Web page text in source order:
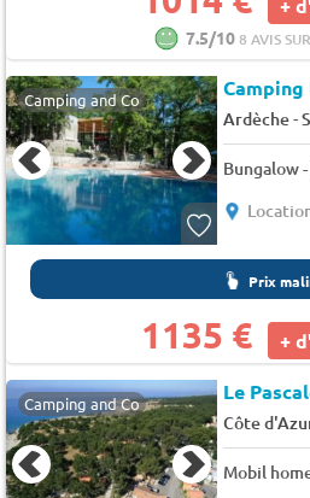
+
7.5/108 AVIS
Camping and Co
Ardèche-
Bungalow
Prix
1135 € +
Camping and Co Le
Côte
Mobil